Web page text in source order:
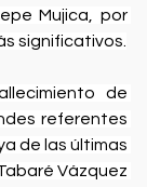
Mujica, por
significativos.
de
referentes
de las últimas
Vázquez